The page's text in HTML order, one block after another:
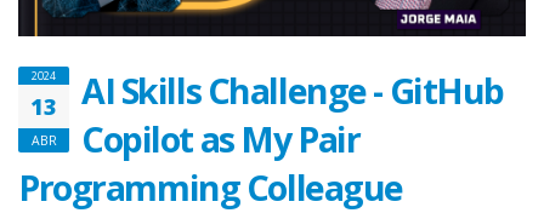
2024
13
ABR
AI Skills Challenge - GitHub
Copilot as My Pair
Programming Colleague